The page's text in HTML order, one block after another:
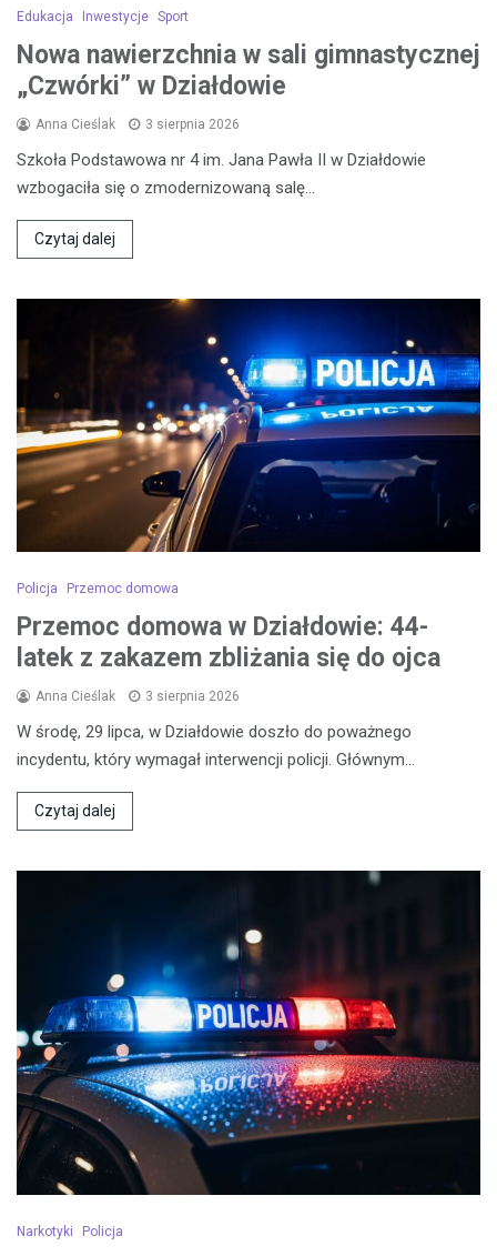
Edukacja Inwestycje Sport
Nowa nawierzchnia w sali gimnastycznej
„Czwórki” w Działdowie
Anna Cieślak 3 sierpnia 2026
Szkoła Podstawowa nr 4 im. Jana Pawła II w Działdowie
wzbogaciła się o zmodernizowaną salę…
Czytaj dalej
Policja Przemoc domowa
Przemoc domowa w Działdowie: 44-
latek z zakazem zbliżania się do ojca
Anna Cieślak 3 sierpnia 2026
W środę, 29 lipca, w Działdowie doszło do poważnego
incydentu, który wymagał interwencji policji. Głównym…
Czytaj dalej
Narkotyki Policja